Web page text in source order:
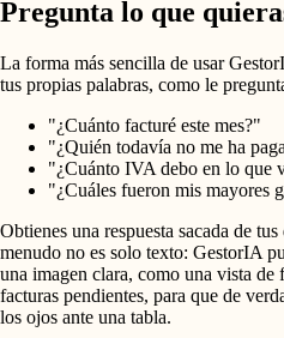
Pregunta lo que
La forma más sencilla de usar
tus propias palabras, como le
"¿Cuánto facturé este mes?"
"¿Quién todavía no me ha
"¿Cuánto IVA debo en lo que
"¿Cuáles fueron mis mayores
Obtienes una respuesta sacada de
menudo no es solo texto: GestorIA
una imagen clara, como una vista de
facturas pendientes, para que de
los ojos ante una tabla.